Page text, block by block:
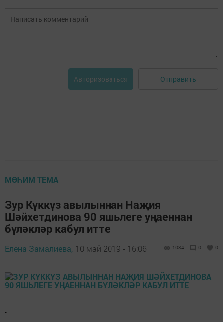
Авторизоваться Отправить
МӨҺИМ ТЕМА
Зур Күккүз авылыннан Наҗия
Шәйхетдинова 90 яшьлеге уңаеннан
бүләкләр кабул итте
Елена Замалиева, 10 май 2019 - 16:06 1034 0 0
.